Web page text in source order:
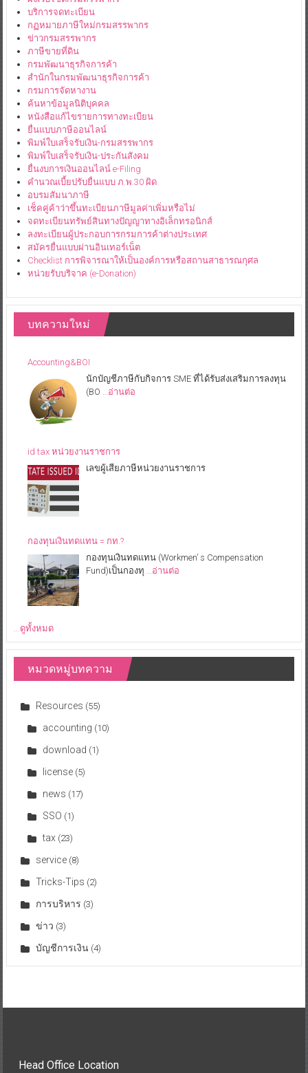
บริการจดทะเบียน
กฏหมายภาษีใหม่กรมสรรพากร
ข่าวกรมสรรพากร
ภาษีขายที่ดิน
กรมพัฒนาธุรกิจการค้า
สำนักในกรมพัฒนาธุรกิจการค้า
กรมการจัดหางาน
ค้นหาข้อมูลนิติบุคคล
หนังสือแก้ไขรายการทางทะเบียน
ยื่นแบบภาษีออนไลน์
พิมพ์ใบเสร็จรับเงิน-กรมสรรพากร
พิมพ์ใบเสร็จรับเงิน-ประกันสังคม
ยื่นงบการเงินออนไลน์ e-Filing
คำนวณเบี้ยปรับยื่นแบบ ภ.พ.30 ผิด
อบรมสัมนาภาษี
เช็คคู่ค้าว่าขึ้นทะเบียนภาษีมูลค่าเพิ่มหรือไม่
จดทะเบียนทรัพย์สินทางปัญญาทางอิเล็กทรอนิกส์
ลงทะเบียนผู้ประกอบการกรมการค้าต่างประเทศ
สมัครยื่นแบบผ่านอินเทอร์เน็ต
Checklist การพิจารณาให้เป็นองค์การหรือสถานสาธารณกุศล
หน่วยรับบริจาค (e-Donation)
บทความใหม่
Accounting&BOI
นักบัญชีภาษีกับกิจการ SME ที่ได้รับส่งเสริมการลงทุน
(BO …อ่านต่อ
id tax หน่วยงานราชการ
เลขผู้เสียภาษีหน่วยงานราชการ
กองทุนเงินทดแทน = กท.?
กองทุนเงินทดแทน (Workmen’ s Compensation
Fund)เป็นกองทุ …อ่านต่อ
...ดูทั้งหมด
หมวดหมู่บทความ
Resources (55)
accounting (10)
download (1)
license(5)
news (17)
SSO (1)
tax(23)
service(8)
Tricks-Tips (2)
การบริหาร (3)
ข่าว (3)
บัญชีการเงิน(4)
Head Office Location